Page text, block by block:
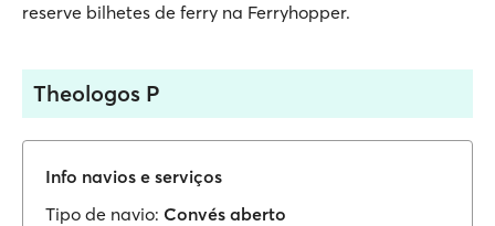
reserve bilhetes de ferry na Ferryhopper.
Theologos P
Info navios e serviços
Tipo de navio: Convés aberto